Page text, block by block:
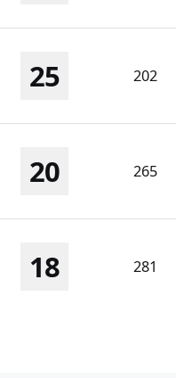
25 202
20 265
18 281